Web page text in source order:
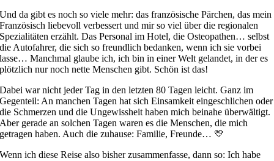
Und da gibt es noch so viele mehr: das französische Pärchen, das mein
Französisch liebevoll verbessert und mir so viel über die regionalen
Spezialitäten erzählt. Das Personal im Hotel, die Osteopathen… selbst
die Autofahrer, die sich so freundlich bedanken, wenn ich sie vorbei
lasse… Manchmal glaube ich, ich bin in einer Welt gelandet, in der es
plötzlich nur noch nette Menschen gibt. Schön ist das!
Dabei war nicht jeder Tag in den letzten 80 Tagen leicht. Ganz im
Gegenteil: An manchen Tagen hat sich Einsamkeit eingeschlichen oder
die Schmerzen und die Ungewissheit haben mich beinahe überwältigt.
Aber gerade an solchen Tagen waren es die Menschen, die mich
getragen haben. Auch die zuhause: Familie, Freunde… 💛
Wenn ich diese Reise also bisher zusammenfasse, dann so: Ich habe